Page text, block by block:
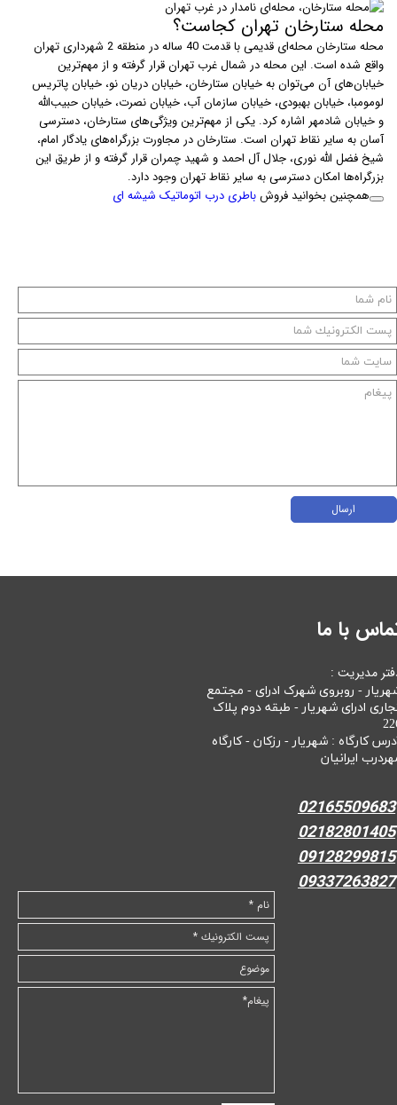
محله ستارخان تهران کجاست؟
محله ستارخان محله‌ای قدیمی با قدمت 40 ساله در منطقه 2 شهرداری تهران
واقع شده است. این محله در شمال غرب تهران قرار گرفته و از مهم‌ترین
خیابان‌های آن می‌توان به خیابان ستارخان، خیابان دریان نو، خیابان پاتریس
لومومبا، خیابان بهبودی، خیابان سازمان آب، خیابان نصرت، خیابان حبیب‌الله
و خیابان شادمهر اشاره کرد. یکی از مهم‌ترین ویژگی‌های ستارخان، دسترسی
آسان به سایر نقاط تهران است. ستارخان در مجاورت بزرگراه‌های یادگار امام،
شیخ فضل الله نوری، جلال آل احمد و شهید چمران قرار گرفته و از طریق این
بزرگراه‌ها امکان دسترسی به سایر نقاط تهران وجود دارد.
همچنین بخوانید فروشباطری درب اتوماتیک شیشه ای
ارسال
با ما
مدیریت :
- روبروی شهرک ادرای - مجتمع
ادرای شهریار - طبقه دوم پلاک
کارگاه : شهریار - رزکان - کارگاه
ایرانیان
02165509683
02182801405
09128299815
09337263827